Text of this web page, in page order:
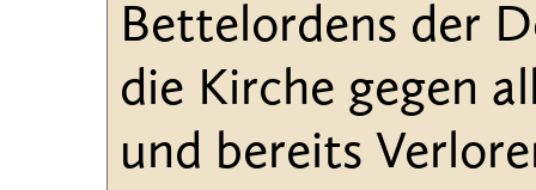
Bettelordens der
die Kirche gegen
und bereits